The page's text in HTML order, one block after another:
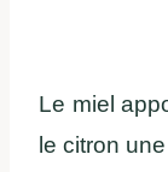
Le miel
le citron